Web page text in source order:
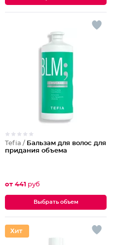
Tefia / Бальзам для волос для
придания объема
от 441 руб
Выбрать объем